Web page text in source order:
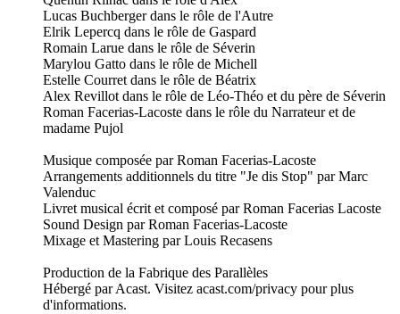
Lucas Buchberger dans le rôle de l'Autre
Elrik Lepercq dans le rôle de Gaspard
Romain Larue dans le rôle de Séverin
Marylou Gatto dans le rôle de Michell
Estelle Courret dans le rôle de Béatrix
Alex Revillot dans le rôle de Léo-Théo et du père de Séverin
Roman Facerias-Lacoste dans le rôle du Narrateur et de
madame Pujol
Musique composée par Roman Facerias-Lacoste
Arrangements additionnels du titre "Je dis Stop" par Marc
Valenduc
Livret musical écrit et composé par Roman Facerias Lacoste
Sound Design par Roman Facerias-Lacoste
Mixage et Mastering par Louis Recasens
Production de la Fabrique des Parallèles
Hébergé par Acast. Visitez acast.com/privacy pour plus
d'informations.